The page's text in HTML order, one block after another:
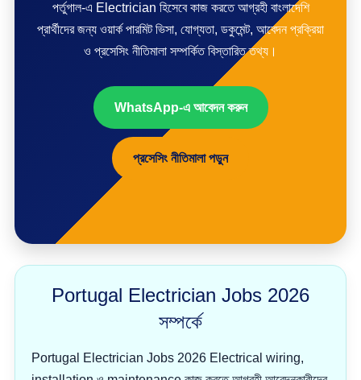
পর্তুগাল-এ Electrician হিসেবে কাজ করতে আগ্রহী বাংলাদেশি
প্রার্থীদের জন্য ওয়ার্ক পারমিট ভিসা, যোগ্যতা, ডকুমেন্ট, আবেদন প্রক্রিয়া
ও প্রসেসিং নীতিমালা সম্পর্কিত বিস্তারিত তথ্য।
WhatsApp-এ আবেদন করুন
প্রসেসিং নীতিমালা পড়ুন
Portugal Electrician Jobs 2026
সম্পর্কে
Portugal Electrician Jobs 2026 Electrical wiring,